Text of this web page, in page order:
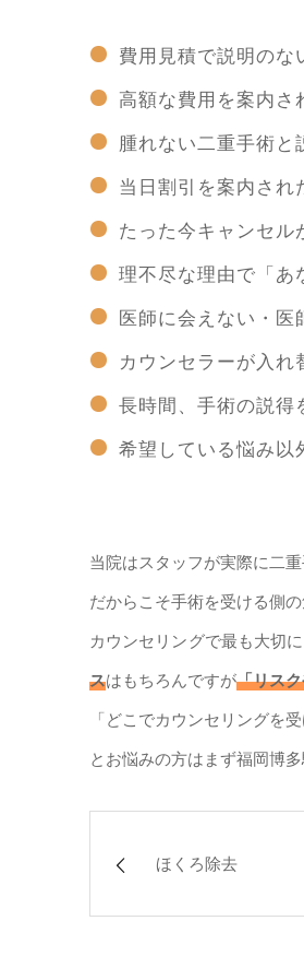
費用見積で説明のな
高額な費用を案内さ
腫れない二重手術と
当日割引を案内され
たった今キャンセル
理不尽な理由で「あ
医師に会えない・医
カウンセラーが入れ
長時間、手術の説得
希望している悩み以
当院はスタッフが実際に二
だからこそ手術を受ける側
カウンセリングで最も大切
スはもちろんですが「リス
「どこでカウンセリングを
とお悩みの方はまず福岡博
ほくろ除去